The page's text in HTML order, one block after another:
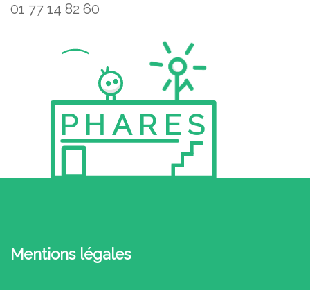
01 77 14 82 60
PHARES
Mentions légales